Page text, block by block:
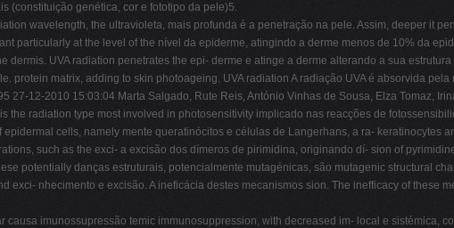
(constituição genética, cor e fototipo da pele)5.
wavelength, the ultravioleta, mais profunda é a penetração na pele. Assim, deeper it
particularly at the level of the nível da epiderme, atingindo a derme menos de 10% da
UVA radiation penetrates the epi- derme e atinge a derme alterando a sua
protein matrix, adding to skin photoageing. UVA radiation A radiação UVA é absorvida
27-12-2010 15:03:04 Marta Salgado, Rute Reis, António Vinhas de Sousa, Elza Tomaz,
the radiation type most involved in photosensitivity implicado nas reacções de
cells, namely mente queratinócitos e células de Langerhans, a ra- keratinocytes
such as the exci- a excisão dos dímeros de pirimidina, originando dí- sion of
potentially danças estruturais, potencialmente mutagénicas, são mutagenic structural
exci- nhecimento e excisão. A ineficácia destes mecanismos sion. The inefficacy of these
causa imunossupressão temic immunosuppression, with decreased im- local e sistémica,